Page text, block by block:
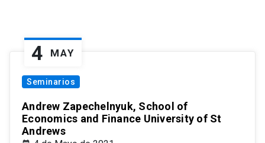
4 MAY
Seminarios
Andrew Zapechelnyuk, School of
Economics and Finance University of St
Andrews